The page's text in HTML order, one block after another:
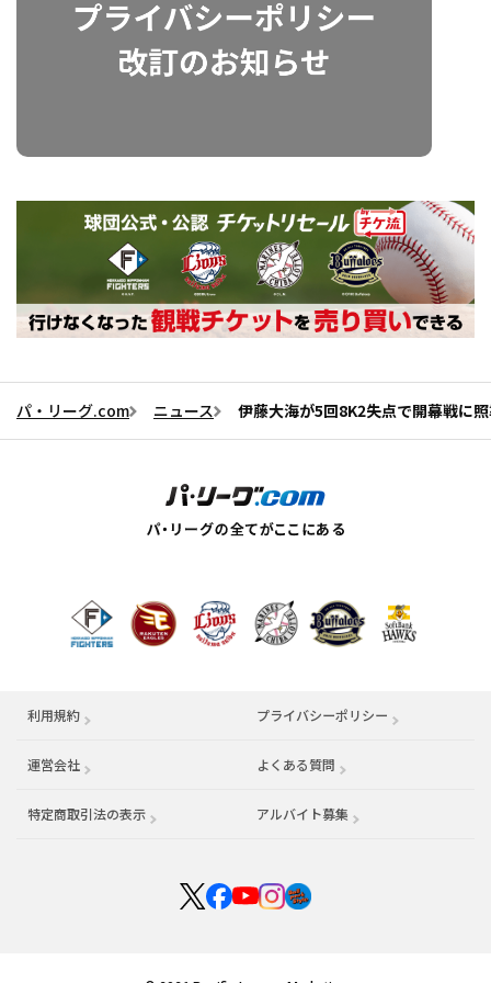
パ・リーグ.com ニュース 伊藤大海が5回8K2失点で開幕戦に
利用規約 プライバシーポリシー
運営会社 （別ウィンドウで開く） よくある質問
特定商取引法の表示 アルバイト募集 （別ウィンドウで開く